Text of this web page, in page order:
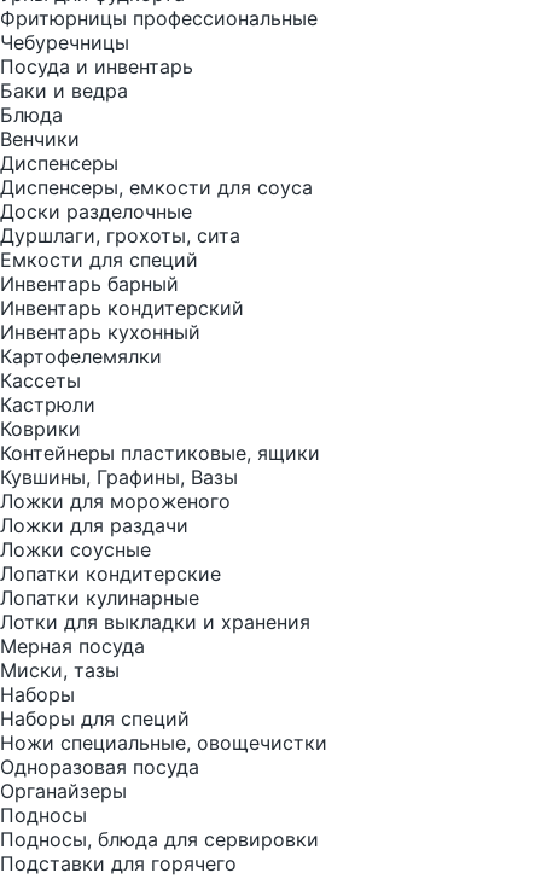
Фритюрницы профессиональные
Чебуречницы
Посуда и инвентарь
Баки и ведра
Блюда
Венчики
Диспенсеры
Диспенсеры, емкости для соуса
Доски разделочные
Дуршлаги, грохоты, сита
Емкости для специй
Инвентарь барный
Инвентарь кондитерский
Инвентарь кухонный
Картофелемялки
Кассеты
Кастрюли
Коврики
Контейнеры пластиковые, ящики
Кувшины, Графины, Вазы
Ложки для мороженого
Ложки для раздачи
Ложки соусные
Лопатки кондитерские
Лопатки кулинарные
Лотки для выкладки и хранения
Мерная посуда
Миски, тазы
Наборы
Наборы для специй
Ножи специальные, овощечистки
Одноразовая посуда
Органайзеры
Подносы
Подносы, блюда для сервировки
Подставки для горячего